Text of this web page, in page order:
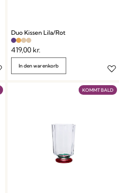
Duo Kissen Lila/Rot
419,00 kr.
In den warenkorb
KOMMT BALD